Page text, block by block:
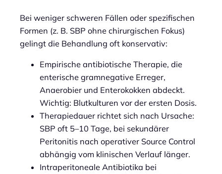
Bei weniger schweren Fällen oder spezifischen
Formen (z. B. SBP ohne chirurgischen Fokus)
gelingt die Behandlung oft konservativ:
Empirische antibiotische Therapie, die
enterische gramnegative Erreger,
Anaerobier und Enterokokken abdeckt.
Wichtig: Blutkulturen vor der ersten Dosis.
Therapiedauer richtet sich nach Ursache:
SBP oft 5–10 Tage, bei sekundärer
Peritonitis nach operativer Source Control
abhängig vom klinischen Verlauf länger.
Intraperitoneale Antibiotika bei